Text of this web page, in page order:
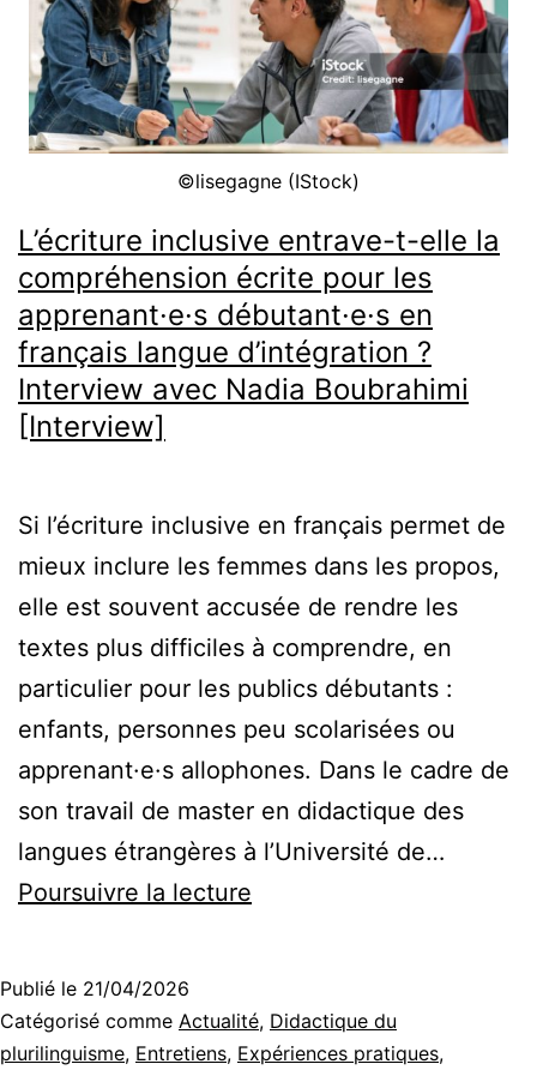
&
DE]
©lisegagne (IStock)
L’écriture inclusive entrave-t-elle la
compréhension écrite pour les
apprenant·e·s débutant·e·s en
français langue d’intégration ?
Interview avec Nadia Boubrahimi
[Interview]
Si l’écriture inclusive en français permet de
mieux inclure les femmes dans les propos,
elle est souvent accusée de rendre les
textes plus difficiles à comprendre, en
particulier pour les publics débutants :
enfants, personnes peu scolarisées ou
apprenant·e·s allophones. Dans le cadre de
son travail de master en didactique des
langues étrangères à l’Université de…
Poursuivre la lecture
t-
elle
Publié le 21/04/2026
Catégorisé comme Actualité, Didactique du
plurilinguisme, Entretiens, Expériences pratiques,